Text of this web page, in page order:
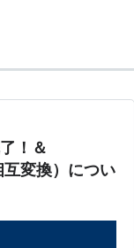
！＆
変換）につい